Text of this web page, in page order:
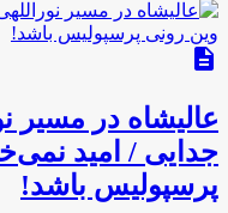
description
عالیشاه در مسیر
جدایی / امید
پرسپولیس باشد!